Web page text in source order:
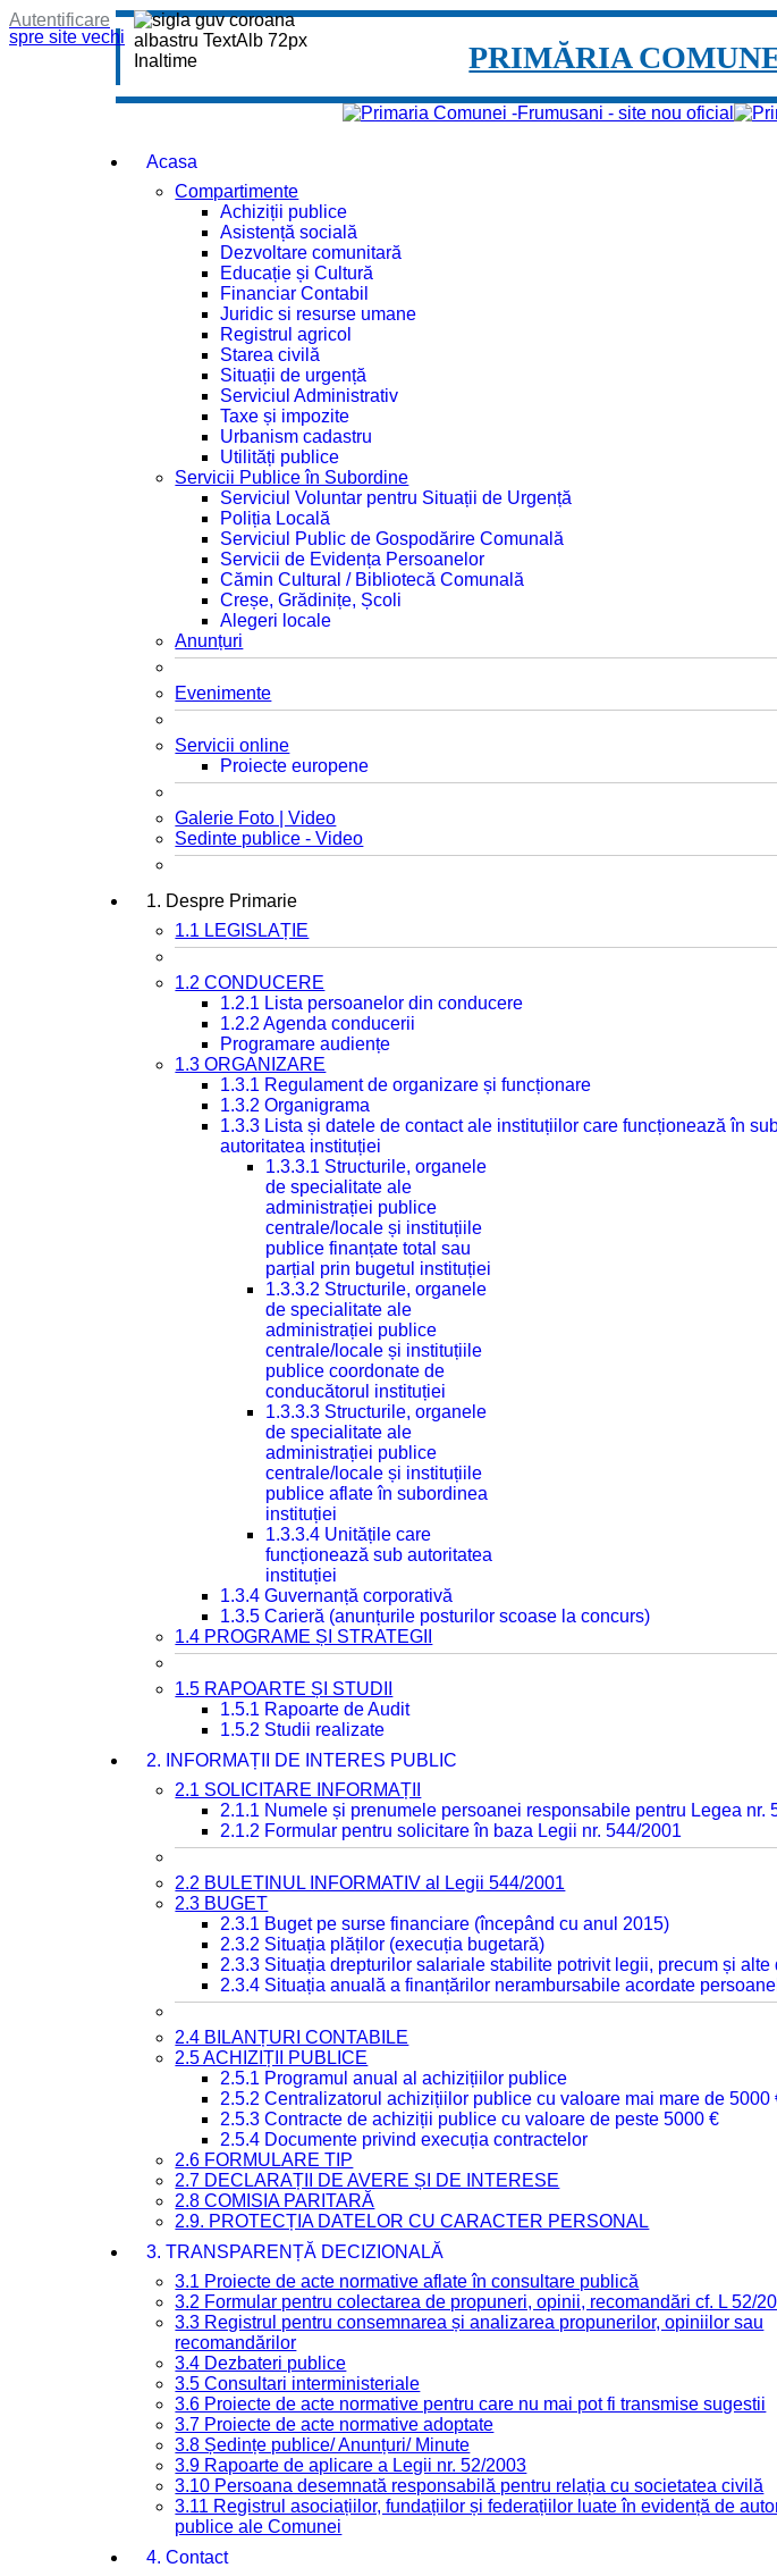
spre site vechi
Autentificare
PRIMĂRIA
Acasa
Compartimente
Achiziții publice
Asistență socială
Dezvoltare comunitară
Educație și Cultură
Financiar Contabil
Juridic si resurse umane
Registrul agricol
Starea civilă
Situații de urgență
Serviciul Administrativ
Taxe și impozite
Urbanism cadastru
Utilități publice
Servicii Publice în Subordine
Serviciul Voluntar pentru Situații de Urgență
Poliția Locală
Serviciul Public de Gospodărire Comunală
Servicii de Evidența Persoanelor
Cămin Cultural / Bibliotecă Comunală
Creșe, Grădinițe, Școli
Alegeri locale
Anunțuri
Evenimente
Servicii online
Proiecte europene
Galerie Foto | Video
Sedinte publice - Video
1. Despre Primarie
1.1 LEGISLAȚIE
1.2 CONDUCERE
1.2.1 Lista persoanelor din conducere
1.2.2 Agenda conducerii
Programare audiențe
1.3 ORGANIZARE
1.3.1 Regulament de organizare și funcționare
1.3.2 Organigrama
1.3.3 Lista și datele de contact ale instituțiilor care funcționează în
autoritatea instituției
1.3.3.1 Structurile, organele
de specialitate ale
administrației publice
centrale/locale și instituțiile
publice finanțate total sau
parțial prin bugetul instituției
1.3.3.2 Structurile, organele
de specialitate ale
administrației publice
centrale/locale și instituțiile
publice coordonate de
conducătorul instituției
1.3.3.3 Structurile, organele
de specialitate ale
administrației publice
centrale/locale și instituțiile
publice aflate în subordinea
instituției
1.3.3.4 Unitățile care
funcționează sub autoritatea
instituției
1.3.4 Guvernanță corporativă
1.3.5 Carieră (anunțurile posturilor scoase la concurs)
1.4 PROGRAME ȘI STRATEGII
1.5 RAPOARTE ȘI STUDII
1.5.1 Rapoarte de Audit
1.5.2 Studii realizate
2. INFORMAȚII DE INTERES PUBLIC
2.1 SOLICITARE INFORMAȚII
2.1.1 Numele și prenumele persoanei responsabile pentru Legea nr.
2.1.2 Formular pentru solicitare în baza Legii nr. 544/2001
2.2 BULETINUL INFORMATIV al Legii 544/2001
2.3 BUGET
2.3.1 Buget pe surse financiare (începând cu anul 2015)
2.3.2 Situația plăților (execuția bugetară)
2.3.3 Situația drepturilor salariale stabilite potrivit legii, precum și
2.3.4 Situația anuală a finanțărilor nerambursabile acordate
2.4 BILANȚURI CONTABILE
2.5 ACHIZIȚII PUBLICE
2.5.1 Programul anual al achizițiilor publice
2.5.2 Centralizatorul achizițiilor publice cu valoare mai mare de 5000
2.5.3 Contracte de achiziții publice cu valoare de peste 5000 €
2.5.4 Documente privind execuția contractelor
2.6 FORMULARE TIP
2.7 DECLARAȚII DE AVERE ȘI DE INTERESE
2.8 COMISIA PARITARĂ
2.9. PROTECȚIA DATELOR CU CARACTER PERSONAL
3. TRANSPARENȚĂ DECIZIONALĂ
3.1 Proiecte de acte normative aflate în consultare publică
3.2 Formular pentru colectarea de propuneri, opinii, recomandări cf. L 52/
3.3 Registrul pentru consemnarea și analizarea propunerilor, opiniilor sau
recomandărilor
3.4 Dezbateri publice
3.5 Consultari interministeriale
3.6 Proiecte de acte normative pentru care nu mai pot fi transmise sugestii
3.7 Proiecte de acte normative adoptate
3.8 Ședințe publice/ Anunțuri/ Minute
3.9 Rapoarte de aplicare a Legii nr. 52/2003
3.10 Persoana desemnată responsabilă pentru relația cu societatea civilă
3.11 Registrul asociațiilor, fundațiilor și federațiilor luate în evidență de
publice ale Comunei
4. Contact